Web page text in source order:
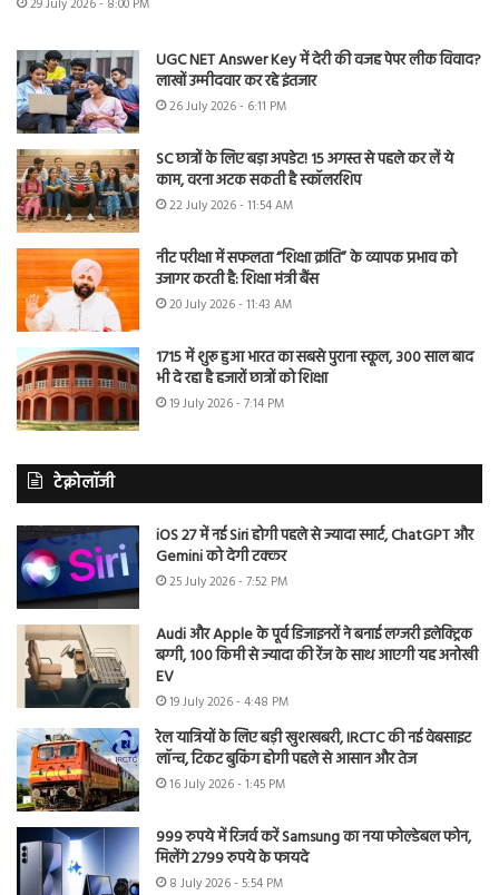
29 July 2026 - 8:00 PM
UGC NET Answer Key में देरी की वजह पेपर लीक विवाद?
लाखों उम्मीदवार कर रहे इंतजार
26 July 2026 - 6:11 PM
SC छात्रों के लिए बड़ा अपडेट! 15 अगस्त से पहले कर लें ये
काम, वरना अटक सकती है स्कॉलरशिप
22 July 2026 - 11:54 AM
नीट परीक्षा में सफलता “शिक्षा क्रांति” के व्यापक प्रभाव को
उजागर करती है: शिक्षा मंत्री बैंस
20 July 2026 - 11:43 AM
1715 में शुरू हुआ भारत का सबसे पुराना स्कूल, 300 साल बाद
भी दे रहा है हजारों छात्रों को शिक्षा
19 July 2026 - 7:14 PM
टेक्नोलॉजी
iOS 27 में नई Siri होगी पहले से ज्यादा स्मार्ट, ChatGPT और
Gemini को देगी टक्कर
25 July 2026 - 7:52 PM
Audi और Apple के पूर्व डिजाइनरों ने बनाई लग्जरी इलेक्ट्रिक
बग्गी, 100 किमी से ज्यादा की रेंज के साथ आएगी यह अनोखी
EV
19 July 2026 - 4:48 PM
रेल यात्रियों के लिए बड़ी खुशखबरी, IRCTC की नई वेबसाइट
लॉन्च, टिकट बुकिंग होगी पहले से आसान और तेज
16 July 2026 - 1:45 PM
999 रुपये में रिजर्व करें Samsung का नया फोल्डेबल फोन,
मिलेंगे 2799 रुपये के फायदे
8 July 2026 - 5:54 PM